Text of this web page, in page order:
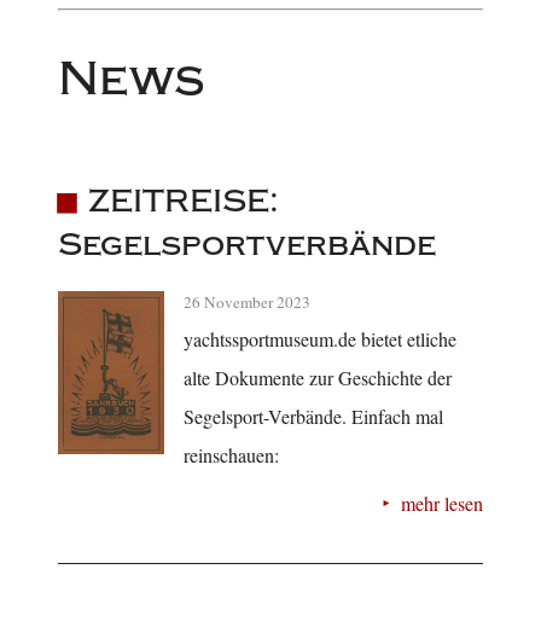
News
ZEITREISE:
Segelsportverbände
26 November 2023
yachtssportmuseum.de bietet etliche
alte Dokumente zur Geschichte der
Segelsport-Verbände. Einfach mal
reinschauen:
mehr lesen